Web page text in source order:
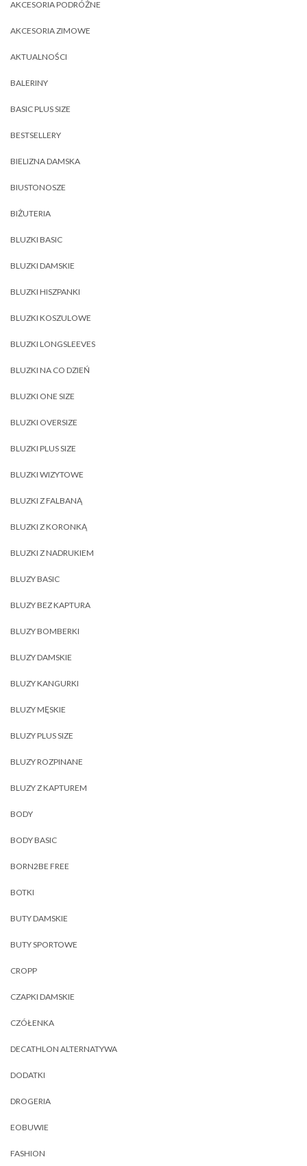
AKCESORIA PODRÓŻNE
AKCESORIA ZIMOWE
AKTUALNOŚCI
BALERINY
BASIC PLUS SIZE
BESTSELLERY
BIELIZNA DAMSKA
BIUSTONOSZE
BIŻUTERIA
BLUZKI BASIC
BLUZKI DAMSKIE
BLUZKI HISZPANKI
BLUZKI KOSZULOWE
BLUZKI LONGSLEEVES
BLUZKI NA CO DZIEŃ
BLUZKI ONE SIZE
BLUZKI OVERSIZE
BLUZKI PLUS SIZE
BLUZKI WIZYTOWE
BLUZKI Z FALBANĄ
BLUZKI Z KORONKĄ
BLUZKI Z NADRUKIEM
BLUZY BASIC
BLUZY BEZ KAPTURA
BLUZY BOMBERKI
BLUZY DAMSKIE
BLUZY KANGURKI
BLUZY MĘSKIE
BLUZY PLUS SIZE
BLUZY ROZPINANE
BLUZY Z KAPTUREM
BODY
BODY BASIC
BORN2BE FREE
BOTKI
BUTY DAMSKIE
BUTY SPORTOWE
CROPP
CZAPKI DAMSKIE
CZÓŁENKA
DECATHLON ALTERNATYWA
DODATKI
DROGERIA
EOBUWIE
FASHION